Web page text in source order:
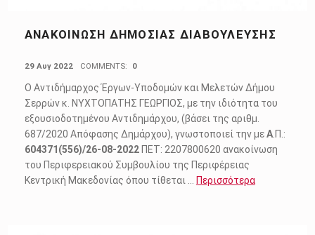
ΑΝΑΚΟΊΝΩΣΗ ΔΗΜΌΣΙΑΣ ΔΙΑΒΟΎΛΕΥΣΗΣ
29 Αυγ 2022 COMMENTS: 0
Ο Αντιδήµαρχος Έργων-Υποδοµών και Μελετών Δήμου
Σερρών κ. ΝΥΧΤΟΠΑΤΗΣ ΓΕΩΡΓΙΟΣ, µε την ιδιότητα του
εξουσιοδοτηµένου Αντιδηµάρχου, (βάσει της αριθµ.
687/2020 Απόφασης ∆ηµάρχου), γνωστοποιεί την μεΑ.Π.:
604371(556)/26-08-2022ΠΕΤ: 2207800620 ανακοίνωση
του Περιφερειακού Συμβουλίου της Περιφέρειας
Κεντρική Μακεδονίας όπου τίθεται …
Περισσότερα